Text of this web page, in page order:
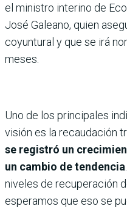
el ministro interino de
José Galeano, quien
coyuntural y que se irá
meses.
Uno de los principales
visión es la recaudación
se registró un
un cambio de tendencia
niveles de recuperación
esperamos que eso se